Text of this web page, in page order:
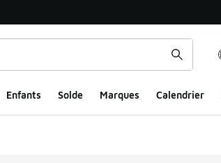
Enfants Solde Marques Calendrier